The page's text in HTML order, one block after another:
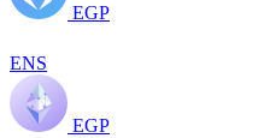
EGP
ENS
EGP